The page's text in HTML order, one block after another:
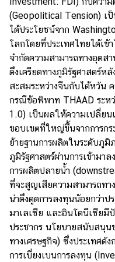
(Geopolitical Tension) เ
ได้ประโยชน์จาก
โลกโดยที่ประเทศไทยได้เ
จำกัดความสามารถทางอุตส
ตึงเครียดทางภูมิรัฐศาสตร์
สะสมระหว่างจีนกับไต้หวัน
กรณีข้อพิพาท THAAD ระห
1.0) เป็นผลให้ความเปลี่ยน
ขอบเขตที่ใหญ่ขึ้นจากการกร
ย้ายฐานการผลิตในระดับภูมิ
ภูมิรัฐศาสตร์ผ่านการเข้ามา
การผลิตปลายน้ำ
ที่จะสูญเสียความสามารถทา
น่าดึงดูดการลงทุนน้อยกว่าป
มาเลเซีย และอินโดนีเซียมี
ประชากร นโยบายสนับสนุน
ทางเศรษฐกิจ) ซึ่งประเทศดั
การเบี่ยงเบนการลงทุน